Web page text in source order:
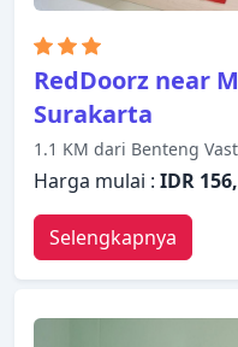
RedDoorz near
Surakarta
1.1 KM dari Benteng
Harga mulai : IDR
Selengkapnya